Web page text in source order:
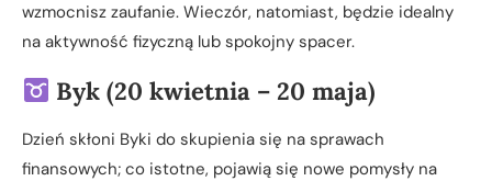
wzmocnisz zaufanie. Wieczór, natomiast, będzie idealny
na aktywność fizyczną lub spokojny spacer.
Byk (20 kwietnia – 20 maja)
Dzień skłoni Byki do skupienia się na sprawach
finansowych; co istotne, pojawią się nowe pomysły na